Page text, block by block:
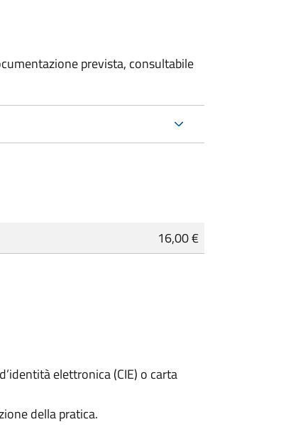
prevista, consultabile
16,00 €
elettronica (CIE) o carta
della pratica.